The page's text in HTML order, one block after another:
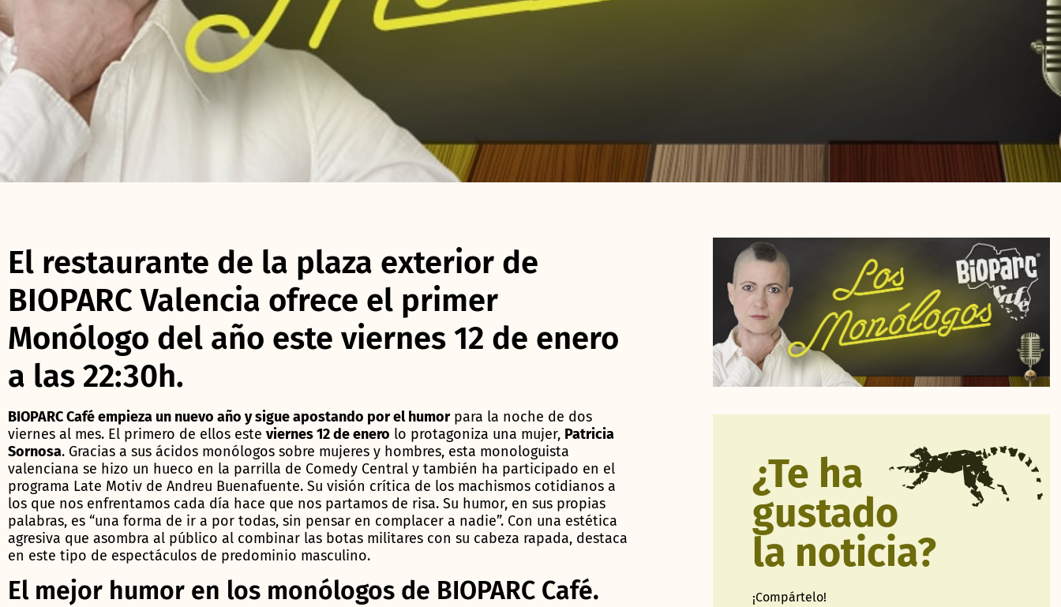
El restaurante de la plaza exterior de
BIOPARC Valencia ofrece el primer
Monólogo del año este viernes 12 de enero
a las 22:30h.
BIOPARC Café empieza un nuevo año y sigue apostando por el humorpara la noche de dos
viernes al mes. El primero de ellos este viernes 12 de enero lo protagoniza una mujer, Patricia
Sornosa. Gracias a sus ácidos monólogos sobre mujeres y hombres, esta monologuista
valenciana se hizo un hueco en la parrilla de Comedy Central y también ha participado en el
programa Late Motiv de Andreu Buenafuente. Su visión crítica de los machismos cotidianos a
los que nos enfrentamos cada día hace que nos partamos de risa. Su humor, en sus propias
palabras, es “una forma de ir a por todas, sin pensar en complacer a nadie”. Con una estética
agresiva que asombra al público al combinar las botas militares con su cabeza rapada, destaca
en este tipo de espectáculos de predominio masculino.
El mejor humor en los monólogos de BIOPARC Café.
¿Te ha
gustado
la noticia?
¡Compártelo!